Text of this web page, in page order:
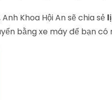
Khoa Hội An sẽ chia sẻ
bằng xe máy để bạn